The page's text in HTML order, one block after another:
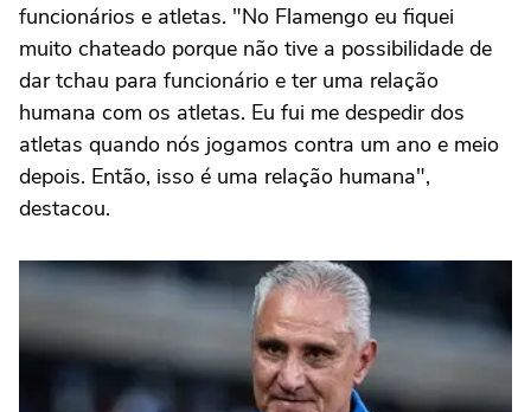
funcionários e atletas. "No Flamengo eu fiquei
muito chateado porque não tive a possibilidade de
dar tchau para funcionário e ter uma relação
humana com os atletas. Eu fui me despedir dos
atletas quando nós jogamos contra um ano e meio
depois. Então, isso é uma relação humana",
destacou.